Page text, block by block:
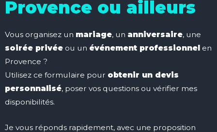
Provence ou ailleurs
Vous organisez un mariage, un anniversaire, une
soirée privée ou un événement professionnel en
Provence ?
Utilisez ce formulaire pour obtenir un devis
personnalisé, poser vos questions ou vérifier mes
disponibilités.
Je vous réponds rapidement, avec une proposition